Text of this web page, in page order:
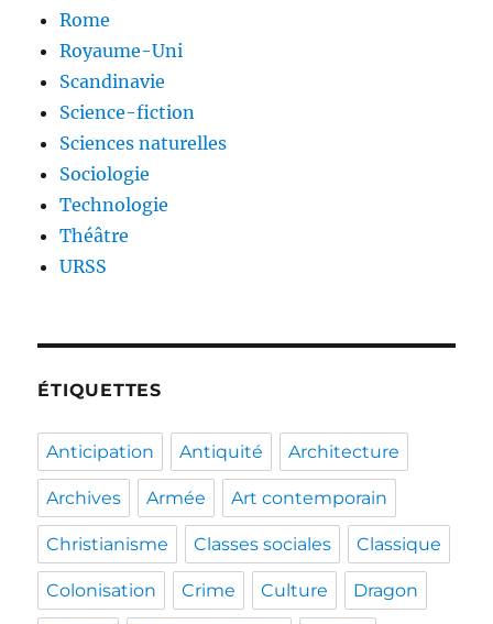
Rome
Royaume-Uni
Scandinavie
Science-fiction
Sciences naturelles
Sociologie
Technologie
Théâtre
URSS
ÉTIQUETTES
Anticipation Antiquité Architecture
Archives Armée Art contemporain
Christianisme Classes sociales Classique
Colonisation Crime Culture Dragon